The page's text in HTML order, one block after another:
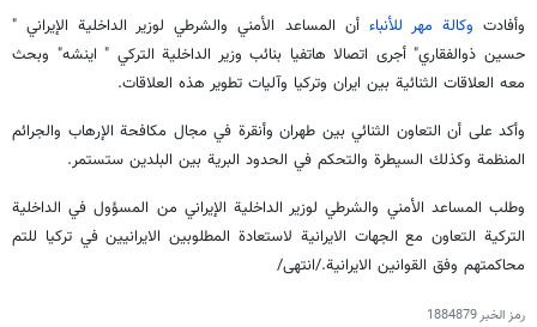
وأفادت وكالة مهر للأنباء أن المساعد الأمني والشرطي لوزير الداخلية الإيراني "
حسين ذوالفقاري" أجرى اتصالا هاتفيا بنائب وزير الداخلية التركي " اينشه" وبحث
معه العلاقات الثنائية بين ايران وتركيا وآليات تطوير هذه العلاقات.
وأكد على أن التعاون الثنائي بين طهران وأنقرة في مجال مكافحة الإرهاب والجرائم
المنظمة وكذلك السيطرة والتحكم في الحدود البرية بين البلدين ستستمر.
وطلب المساعد الأمني والشرطي لوزير الداخلية الإيراني من المسؤول في الداخلية
التركية التعاون مع الجهات الايرانية لاستعادة المطلوبين الايرانيين في تركيا للتم
محاكمتهم وفق القوانين الايرانية./انتهى/
رمز الخبر1884879